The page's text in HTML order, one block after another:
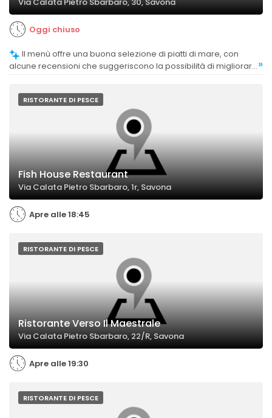
Via Calata Pietro Sbarbaro, 30, Savona
Oggi chiuso
alcune recensioni che suggeriscono la possibilità di migliorare»
RISTORANTE DI PESCE
Fish House Restaurant
Via Calata Pietro Sbarbaro, 1r, Savona
Apre alle 18:45
RISTORANTE DI PESCE
Ristorante Verso Il Maestrale
Via Calata Pietro Sbarbaro, 22/R, Savona
Apre alle 19:30
RISTORANTE DI PESCE